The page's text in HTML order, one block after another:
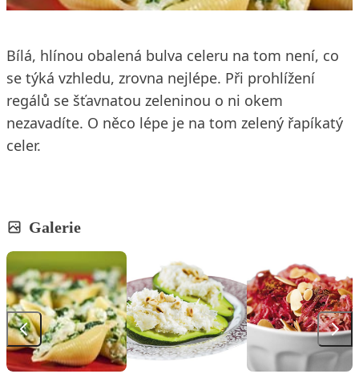
Bílá, hlínou obalená bulva celeru na tom není, co
se týká vzhledu, zrovna nejlépe. Při prohlížení
regálů se šťavnatou zeleninou o ni okem
nezavadíte. O něco lépe je na tom zelený řapíkatý
celer.
Galerie